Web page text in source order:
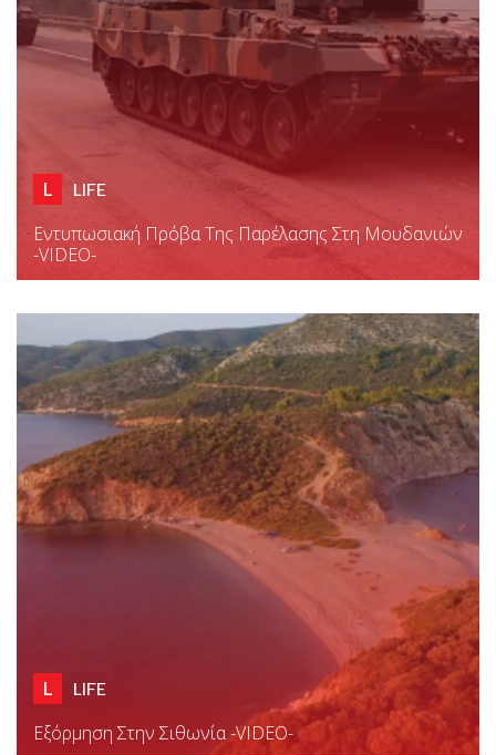
L LIFE
Εντυπωσιακή Πρόβα Της Παρέλασης Στη Μουδανιών
-VIDEO-
L LIFE
Εξόρμηση Στην Σιθωνία -VIDEO-